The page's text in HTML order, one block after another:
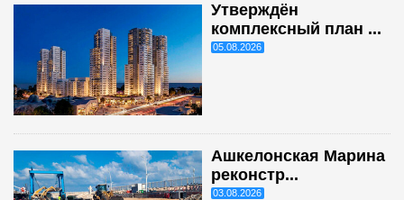
Утверждён
комплексный план ...
05.08.2026
Ашкелонская Марина
реконстр...
03.08.2026